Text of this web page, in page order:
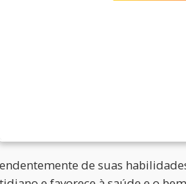
de suas